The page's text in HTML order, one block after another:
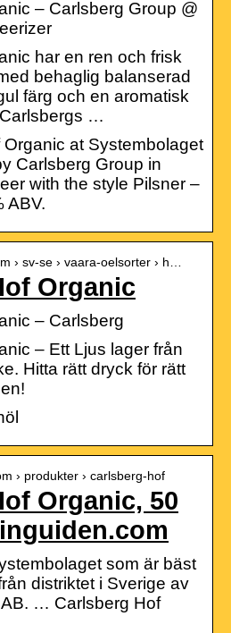
– Carlsberg Group @
har en ren och frisk
behaglig balanserad
färg och en aromatisk
…
at Systembolaget
Carlsberg Group in
with the style Pilsner –
ABV.
› sv-se › vaara-oelsorter › h…
Organic
– Carlsberg
– Ett Ljus lager från
Hitta rätt dryck för rätt
› produkter › carlsberg-hof
Organic, 50
som är bäst
distriktet i Sverige av
… Carlsberg Hof